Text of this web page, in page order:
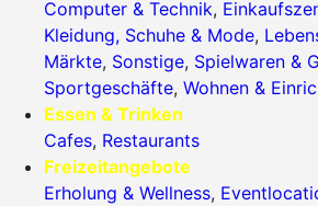
Computer & Technik,
Kleidung, Schuhe & Mode,
Märkte, Sonstige, Spielwaren &
Sportgeschäfte, Wohnen &
Essen & Trinken
Cafes, Restaurants
Freizeitangebote
Erholung & Wellness,